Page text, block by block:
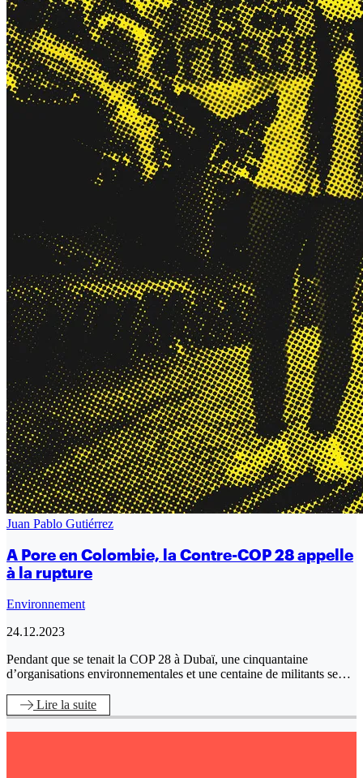
Juan Pablo Gutiérrez
A Pore en Colombie, la Contre-COP 28 appelle
à la rupture
Environnement
24.12.2023
Pendant que se tenait la COP 28 à Dubaï, une cinquantaine
d’organisations environnementales et une centaine de militants se…
Lire la suite